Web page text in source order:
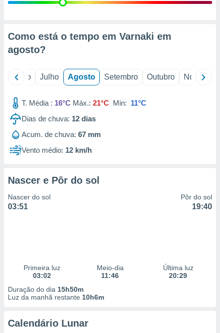
estudos
1199
Como está o tempo em Varnaki em
agosto?
Junho Julho Agosto Setembro Outubro Novembro
T. Média : 16°C Máx.: 21°C Min: 11°C
Dias de chuva: 12 dias
Acum. de chuva: 67 mm
Vento médio: 12 km/h
Nascer e Pôr do sol
Nascer do sol
03:51
Pôr do sol
19:40
Primeira luz
03:02
Meio-dia
11:46
Última luz
20:29
Duração do dia 15h50m
Luz da manhã restante 10h6m
Calendário Lunar